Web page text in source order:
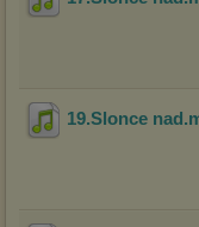
19.Slonce nad